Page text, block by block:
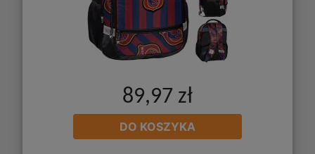
89,97 zł
DO KOSZYKA